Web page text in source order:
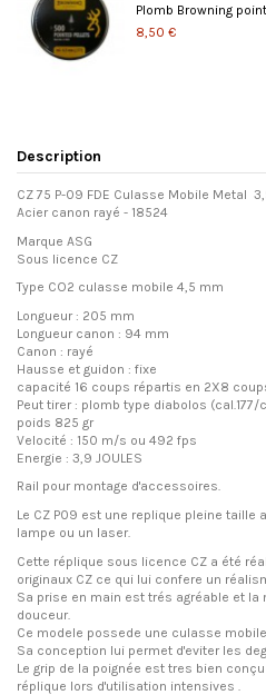
Plomb Browning
8,50 €
Description
CZ 75 P-09 FDE Culasse Mobile Metal
Acier canon rayé - 18524
Marque ASG
Sous licence CZ
Type CO2 culasse mobile 4,5 mm
Longueur : 205 mm
Longueur canon : 94 mm
Canon : rayé
Hausse et guidon : fixe
capacité 16 coups répartis en 2X8
Peut tirer : plomb type diabolos
poids 825 gr
Velocité : 150 m/s ou 492 fps
Energie : 3,9 JOULES
Rail pour montage d'accessoires.
Le CZ P09 est une replique pleine taille
lampe ou un laser.
Cette réplique sous licence CZ a été
originaux CZ ce qui lui confere un
Sa prise en main est trés agréable et la
douceur.
Ce modele possede une culasse
Sa conception lui permet d'eviter les
Le grip de la poignée est tres bien
réplique lors d'utilisation intensives .